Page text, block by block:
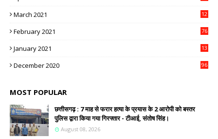
March 2021
12
February 2021 76
January 2021
13
December 2020 96
MOST POPULAR
छत्तीसगढ़ : 7 माह से फरार हत्या के प्रयास के 2 आरोपी को बस्तर
पुलिस द्वारा किया गया गिरफ्तार - टीआई, संतोष सिंह।
August 08, 2026